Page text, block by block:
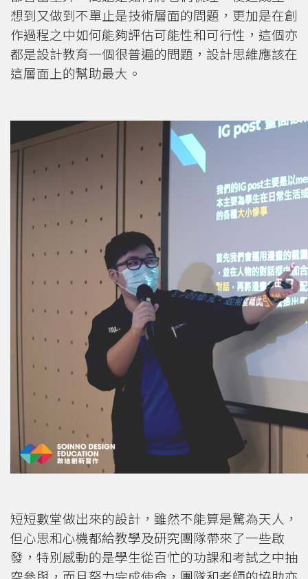
想到又做到不單止是技術層面的問題，更加是在創
作過程之中如何能夠評估可能性和可行性，這個亦
都是設計教育一個很普遍的問題，設計思維應該在
這層面上的幫助最大。
短短數堂做出來的設計，雖然不能算是驚為天人，
但心思和心機都給教學及研究團隊帶來了一些啟
發，特別感動的是學生從百忙的功課和考試之中抽